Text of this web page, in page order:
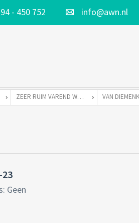
- 450 752 info@awn.nl
ZEER RUIM VAREND WOONSCHIP ZONDER LIGPLAATS
Geen